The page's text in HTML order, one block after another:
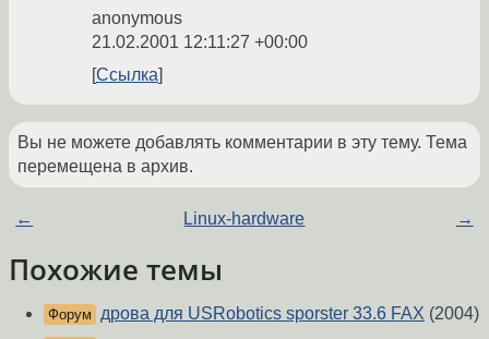
anonymous
21.02.2001 12:11:27 +00:00
Ссылка
Вы не можете добавлять комментарии в эту тему. Тема
перемещена в архив.
← Linux-hardware →
Похожие темы
Форум дрова для USRobotics sporster 33.6 FAX (2004)